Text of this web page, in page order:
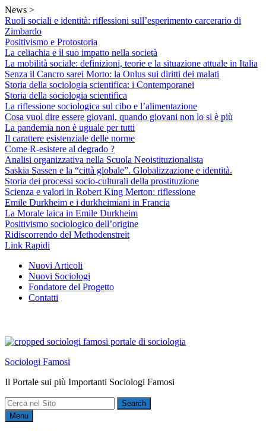
Skip
to
content
News >
Ruoli sociali e identità: riflessioni sull’esperimento carcerario di
Zimbardo
Positivismo e Protostoria
La celiachia e il suo impatto nella società
La mobilità sociale: definizioni, teorie e la situazione attuale in Italia
Senza il Cancro sarei Morto: la Onlus sui diritti dei malati
Storia della sociologia scientifica: i Contemporanei
Storia della sociologia scientifica
La riflessione sociologica sul cibo e l’alimentazione
Cosa vuol dire essere giovani, quando giovani non lo si è più
La pandemia non è uguale per tutti
Il carattere esistenziale delle norme
Come R-esistere al degrado ?
Analisi organizzativa nella Scuola Neoistituzionalista
Saskia Sassen e la “città globale”. Globalizzazione e identità.
Storia dei processi socio-culturali della prostituzione
Scienza e valori in Robert King Merton: riflessione
Emile Durkheim e i durkheimiani in Francia
La Morale laica in Emile Durkheim
Positivismo sociologico dell’origine
Ridiscorrendo del Methodenstreit
Link Rapidi
Nuovi Articoli
Nuovi Sociologi
Fondatore del Progetto
Contatti
Sociologi Famosi
Il Portale sui più Importanti Sociologi Famosi
Search
for:Menu